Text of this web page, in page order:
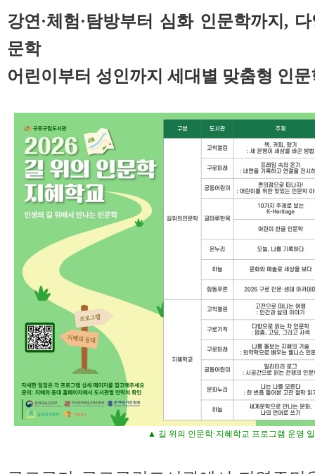
강연·체험·탐방부터 심화 인문학까지,
문학
어린이부터 성인까지 세대별 맞춤형 인
▲ 길 위의 인문학·지혜학교 프로그램 운영